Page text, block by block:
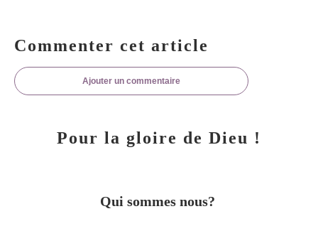
Commenter cet article
Ajouter un commentaire
Pour la gloire de Dieu !
Qui sommes nous?